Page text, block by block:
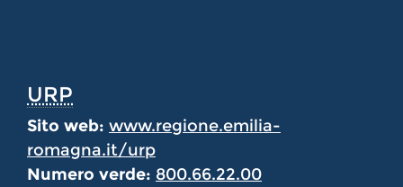
URP
Sito web: www.regione.emilia-
romagna.it/urp
Numero verde: 800.66.22.00